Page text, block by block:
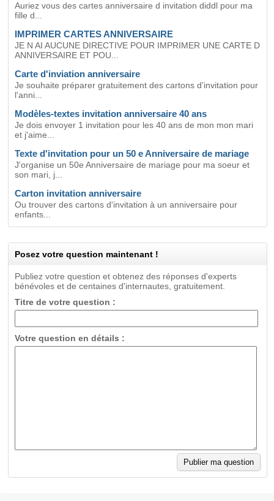
Auriez vous des cartes anniversaire d invitation diddl pour ma
fille d...
IMPRIMER CARTES ANNIVERSAIRE
JE N AI AUCUNE DIRECTIVE POUR IMPRIMER UNE CARTE D
ANNIVERSAIRE ET POU...
Carte d'inviation anniversaire
Je souhaite préparer gratuitement des cartons d'invitation pour
l'anni...
Modèles-textes invitation anniversaire 40 ans
Je dois envoyer 1 invitation pour les 40 ans de mon mon mari
et j'aime...
Texte d'invitation pour un 50 e Anniversaire de mariage
J'organise un 50e Anniversaire de mariage pour ma soeur et
son mari, j...
Carton invitation anniversaire
Ou trouver des cartons d'invitation à un anniversaire pour
enfants...
Posez votre question maintenant !
Publiez votre question et obtenez des réponses d'experts
bénévoles et de centaines d'internautes, gratuitement.
Titre de votre question :
Votre question en détails :